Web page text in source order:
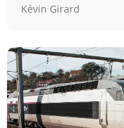
Kévin Girard